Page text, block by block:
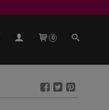
0